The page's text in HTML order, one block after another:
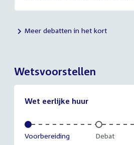
Meer debatten in het kort
Wetsvoorstellen
Wet eerlijke huur
Voltooid:
Voorbereiding Onvoltooid:
Debat